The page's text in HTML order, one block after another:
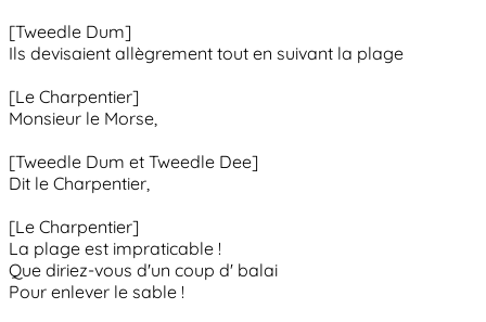
[Tweedle Dum]
Ils devisaient allègrement tout en suivant la plage
[Le Charpentier]
Monsieur le Morse,
[Tweedle Dum et Tweedle Dee]
Dit le Charpentier,
[Le Charpentier]
La plage est impraticable !
Que diriez-vous d'un coup d' balai
Pour enlever le sable !